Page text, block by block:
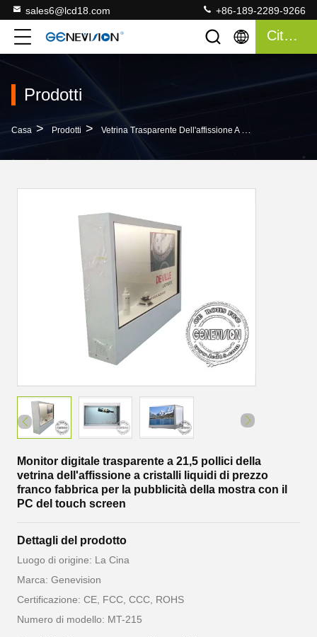
sales6@lcd18.com +86-189-2289-9266
Citazione
Prodotti
Casa > Prodotti > Vetrina Trasparente Dell'affissione A Cristalli Liquidi
Monitor digitale trasparente a 21,5 pollici della
vetrina dell'affissione a cristalli liquidi di prezzo
franco fabbrica per la pubblicità della mostra con il
PC del touch screen
Dettagli del prodotto
Luogo di origine: La Cina
Marca: Genevision
Certificazione: CE, FCC, CCC, ROHS
Numero di modello: MT-215